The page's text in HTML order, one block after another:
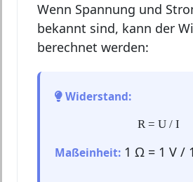
Wenn Spannung und
bekannt sind, kann der
berechnet werden:
Widerstand:
R = U / I
Maßeinheit: 1 Ω = 1 V /